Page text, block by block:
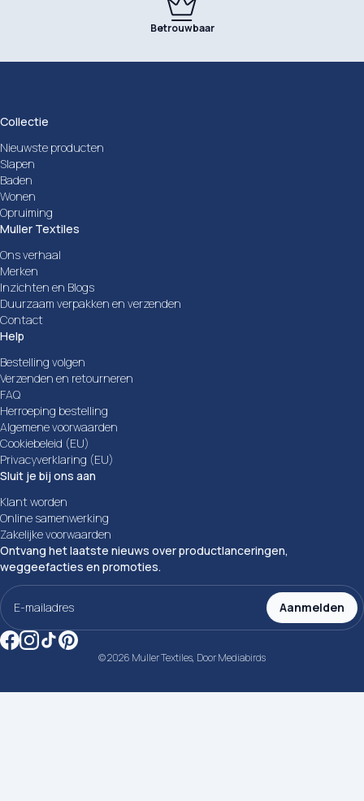
Betrouwbaar
Collectie
Nieuwste producten
Slapen
Baden
Wonen
Opruiming
Muller Textiles
Ons verhaal
Merken
Inzichten en Blogs
Duurzaam verpakken en verzenden
Contact
Help
Bestelling volgen
Verzenden en retourneren
FAQ
Herroeping bestelling
Algemene voorwaarden
Cookiebeleid (EU)
Privacyverklaring (EU)
Sluit je bij ons aan
Klant worden
Online samenwerking
Zakelijke voorwaarden
Ontvang het laatste nieuws over productlanceringen,
weggeefacties en promoties.
E-
mailadres
(Vereist)
Aanmelden
© 2026 Muller Textiles, DoorMediabirds